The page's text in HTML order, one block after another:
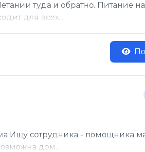
туда и обратно. Питание
для всех...
Ищу сотрудника - помощника
дом...